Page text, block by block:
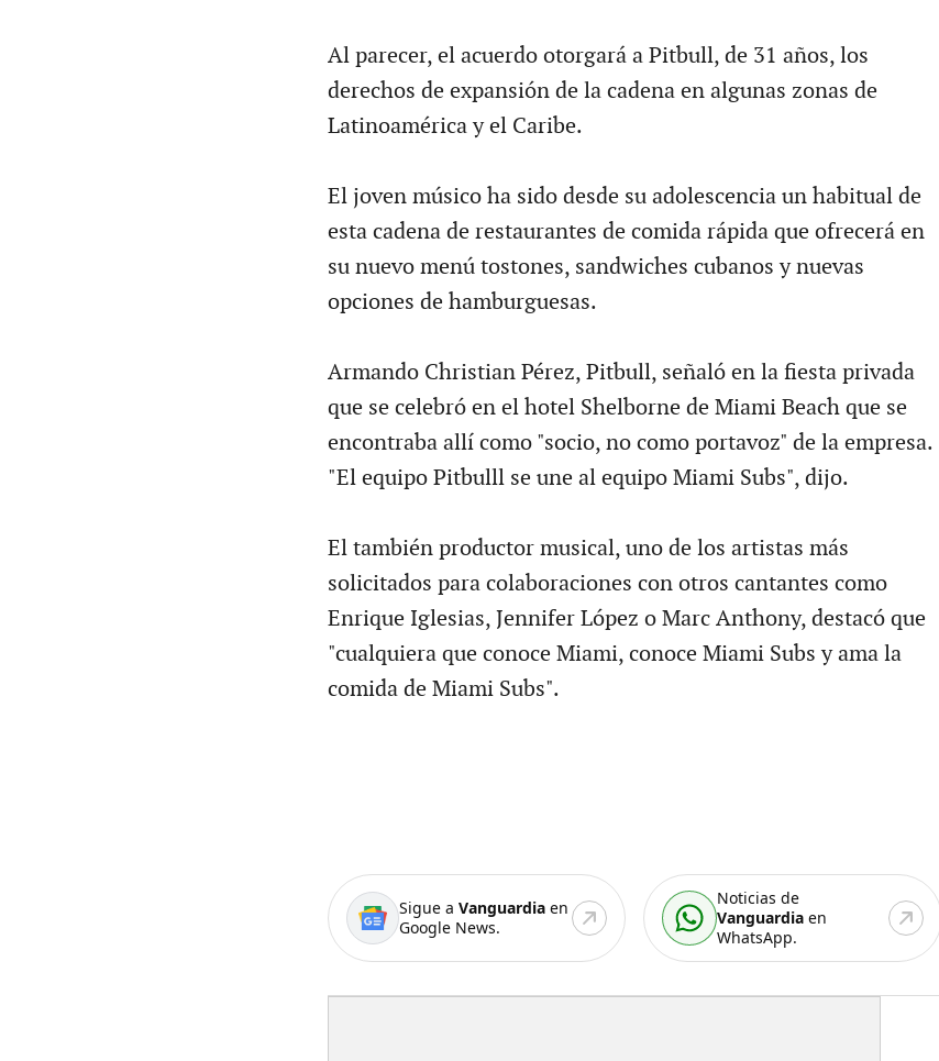
Al parecer, el acuerdo otorgará a Pitbull, de 31 años, los
derechos de expansión de la cadena en algunas zonas de
Latinoamérica y el Caribe.
El joven músico ha sido desde su adolescencia un habitual de
esta cadena de restaurantes de comida rápida que ofrecerá en
su nuevo menú tostones, sandwiches cubanos y nuevas
opciones de hamburguesas.
Armando Christian Pérez, Pitbull, señaló en la fiesta privada
que se celebró en el hotel Shelborne de Miami Beach que se
encontraba allí como "socio, no como portavoz" de la empresa.
"El equipo Pitbulll se une al equipo Miami Subs", dijo.
El también productor musical, uno de los artistas más
solicitados para colaboraciones con otros cantantes como
Enrique Iglesias, Jennifer López o Marc Anthony, destacó que
"cualquiera que conoce Miami, conoce Miami Subs y ama la
comida de Miami Subs".
Sigue a Vanguardiaen
Google News.
Noticias de
Vanguardia en
WhatsApp.